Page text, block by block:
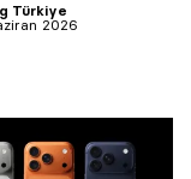
Türkiye
2026